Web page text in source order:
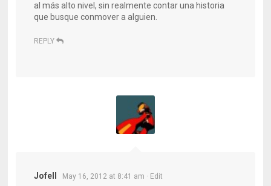
al más alto nivel, sin realmente contar una historia
que busque conmover a alguien.
REPLY
Jofell May 16, 2012 at 8:41 am · Edit